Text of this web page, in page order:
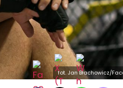
fot. Jan Błachowicz/